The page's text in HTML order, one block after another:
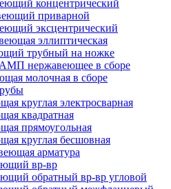
концентрический
приварной
эксцентрический
эллиптическая
трубный на ножке
нержавеющее в сборе
молочная в сборе
круглая электросварная
квадратная
прямоугольная
круглая бесшовная
арматура
вр-вр
обратный вр-вр угловой